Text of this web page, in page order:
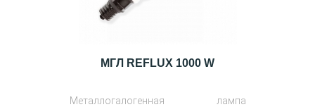
МГЛ REFLUX 1000 W
Металлогалогенная лампа